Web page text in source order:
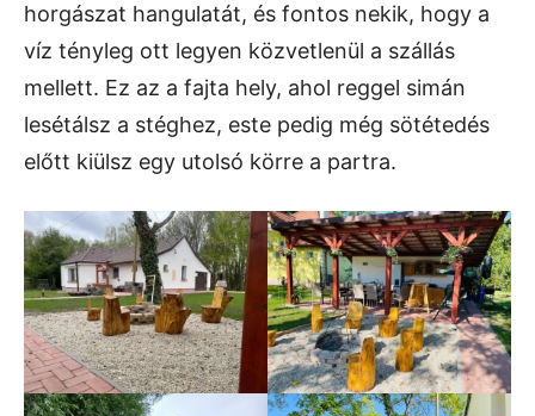
horgászat hangulatát, és fontos nekik, hogy a
víz tényleg ott legyen közvetlenül a szállás
mellett. Ez az a fajta hely, ahol reggel simán
lesétálsz a stéghez, este pedig még sötétedés
előtt kiülsz egy utolsó körre a partra.